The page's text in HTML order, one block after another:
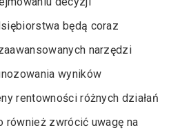
będą coraz
narzędzi
wyników
rentowności różnych działań
również zwrócić uwagę na